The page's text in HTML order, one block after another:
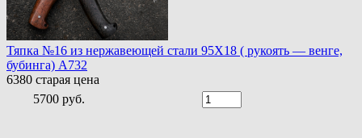
Тяпка №16 из нержавеющей стали 95Х18 ( рукоять — венге,
бубинга) A732
6380 старая цена
5700 руб.